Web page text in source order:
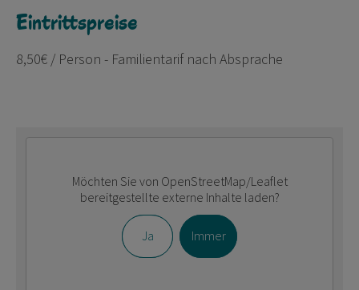
Eintrittspreise
8,50€ / Person - Familientarif nach Absprache
Möchten Sie von OpenStreetMap/Leaflet
bereitgestellte externe Inhalte laden?
Ja Immer